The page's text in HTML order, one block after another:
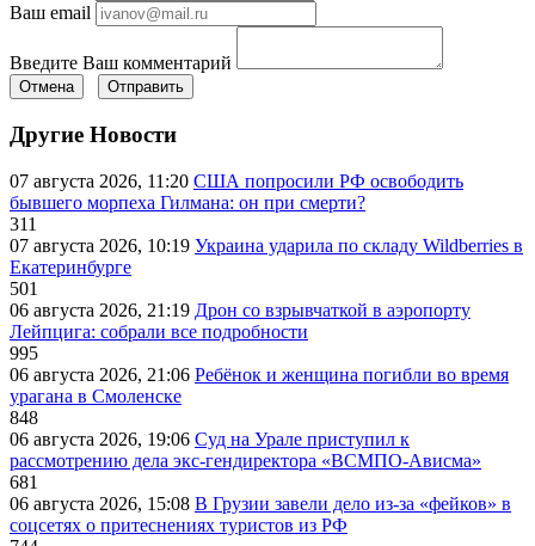
Ваш email
Введите Ваш комментарий
Отмена Отправить
Другие Новости
07 августа 2026, 11:20 США попросили РФ освободить
бывшего морпеха Гилмана: он при смерти?
311
07 августа 2026, 10:19 Украина ударила по складу Wildberries в
Екатеринбурге
501
06 августа 2026, 21:19 Дрон со взрывчаткой в аэропорту
Лейпцига: собрали все подробности
995
06 августа 2026, 21:06 Ребёнок и женщина погибли во время
урагана в Смоленске
848
06 августа 2026, 19:06 Суд на Урале приступил к
рассмотрению дела экс-гендиректора «ВСМПО-Ависма»
681
06 августа 2026, 15:08 В Грузии завели дело из-за «фейков» в
соцсетях о притеснениях туристов из РФ